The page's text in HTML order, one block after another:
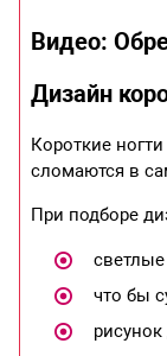
Видео:
Дизайн
Короткие
сломаются в
При подборе
что бы